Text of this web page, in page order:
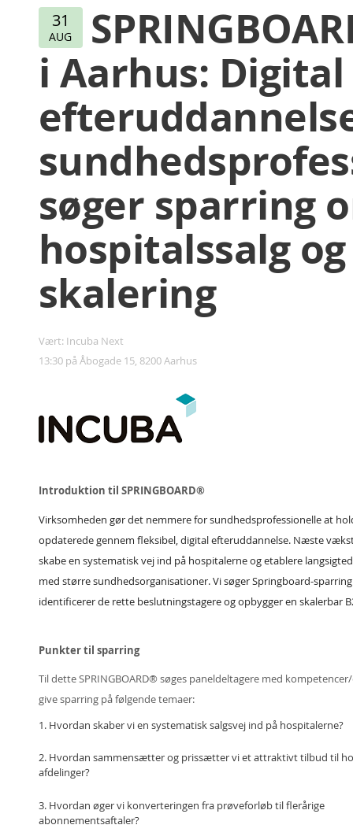
31
AUG
i Aarhus: Digital
søger sparring
hospitalssalg og
skalering
Vært: Incuba Next
13:30 på Åbogade 15, 8200 Aarhus
Introduktion til SPRINGBOARD®
Virksomheden gør det nemmere for sundhedsprofessionelle at
opdaterede gennem fleksibel, digital efteruddannelse. Næste
skabe en systematisk vej ind på hospitalerne og etablere
med større sundhedsorganisationer. Vi søger Springboard-
identificerer de rette beslutningstagere og opbygger en skalerbar
Punkter til sparring
Til dette SPRINGBOARD® søges paneldeltagere med
give sparring på følgende temaer:
1. Hvordan skaber vi en systematisk salgsvej ind på hospitalerne?
2. Hvordan sammensætter og prissætter vi et attraktivt tilbud til
afdelinger?
3. Hvordan øger vi konverteringen fra prøveforløb til flerårige
abonnementsaftaler?